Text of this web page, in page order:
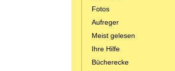
Fotos
Aufreger
Meist gelesen
Ihre Hilfe
Bücherecke